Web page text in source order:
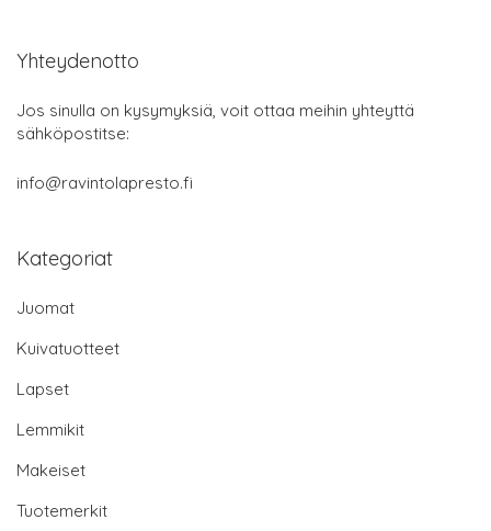
Yhteydenotto
Jos sinulla on kysymyksiä, voit ottaa meihin yhteyttä
sähköpostitse:
info@ravintolapresto.fi
Kategoriat
Juomat
Kuivatuotteet
Lapset
Lemmikit
Makeiset
Tuotemerkit